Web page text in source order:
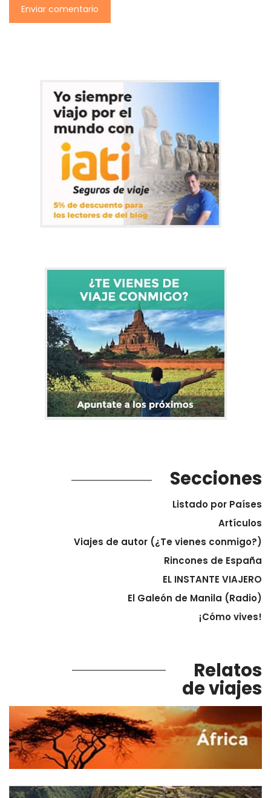
Secciones
Listado por Países
Artículos
Viajes de autor (¿Te vienes conmigo?)
Rincones de España
EL INSTANTE VIAJERO
El Galeón de Manila (Radio)
¡Cómo vives!
Relatos
de viajes